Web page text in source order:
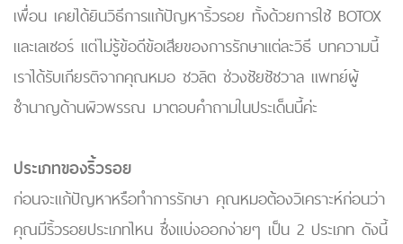
เพื่อน เคยได้ยินวิธีการแก้ปัญหาริ้วรอย ทั้งด้วยการใช้ BOTOX
และเลเซอร์ แต่ไม่รู้ข้อดีข้อเสียของการรักษาแต่ละวิธี บทความนี้
เราได้รับเกียรติจากคุณหมอ ชวลิต ช่วงชัยชัชวาล แพทย์ผู้
ชำนาญด้านผิวพรรณ มาตอบคำถามในประเด็นนี้ค่ะ
ประเภทของริ้วรอย
ก่อนจะแก้ปัญหาหรือทำการรักษา คุณหมอต้องวิเคราะห์ก่อนว่า
คุณมีริ้วรอยประเภทไหน ซึ่งแบ่งออกง่ายๆ เป็น 2 ประเภท ดังนี้